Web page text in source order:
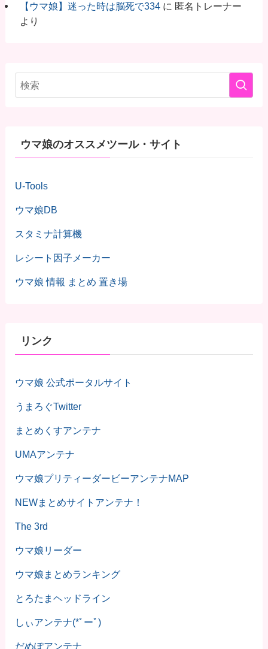
【ウマ娘】迷った時は脳死で334に 匿名トレーナー
より
ウマ娘のオススメツール・サイト
U-Tools
ウマ娘DB
スタミナ計算機
レシート因子メーカー
ウマ娘 情報 まとめ 置き場
リンク
ウマ娘 公式ポータルサイト
うまろぐTwitter
まとめくすアンテナ
UMAアンテナ
ウマ娘プリティーダービーアンテナMAP
NEWまとめサイトアンテナ！
The 3rd
ウマ娘リーダー
ウマ娘まとめランキング
とろたまヘッドライン
しぃアンテナ(*ﾟーﾟ)
だめぽアンテナ